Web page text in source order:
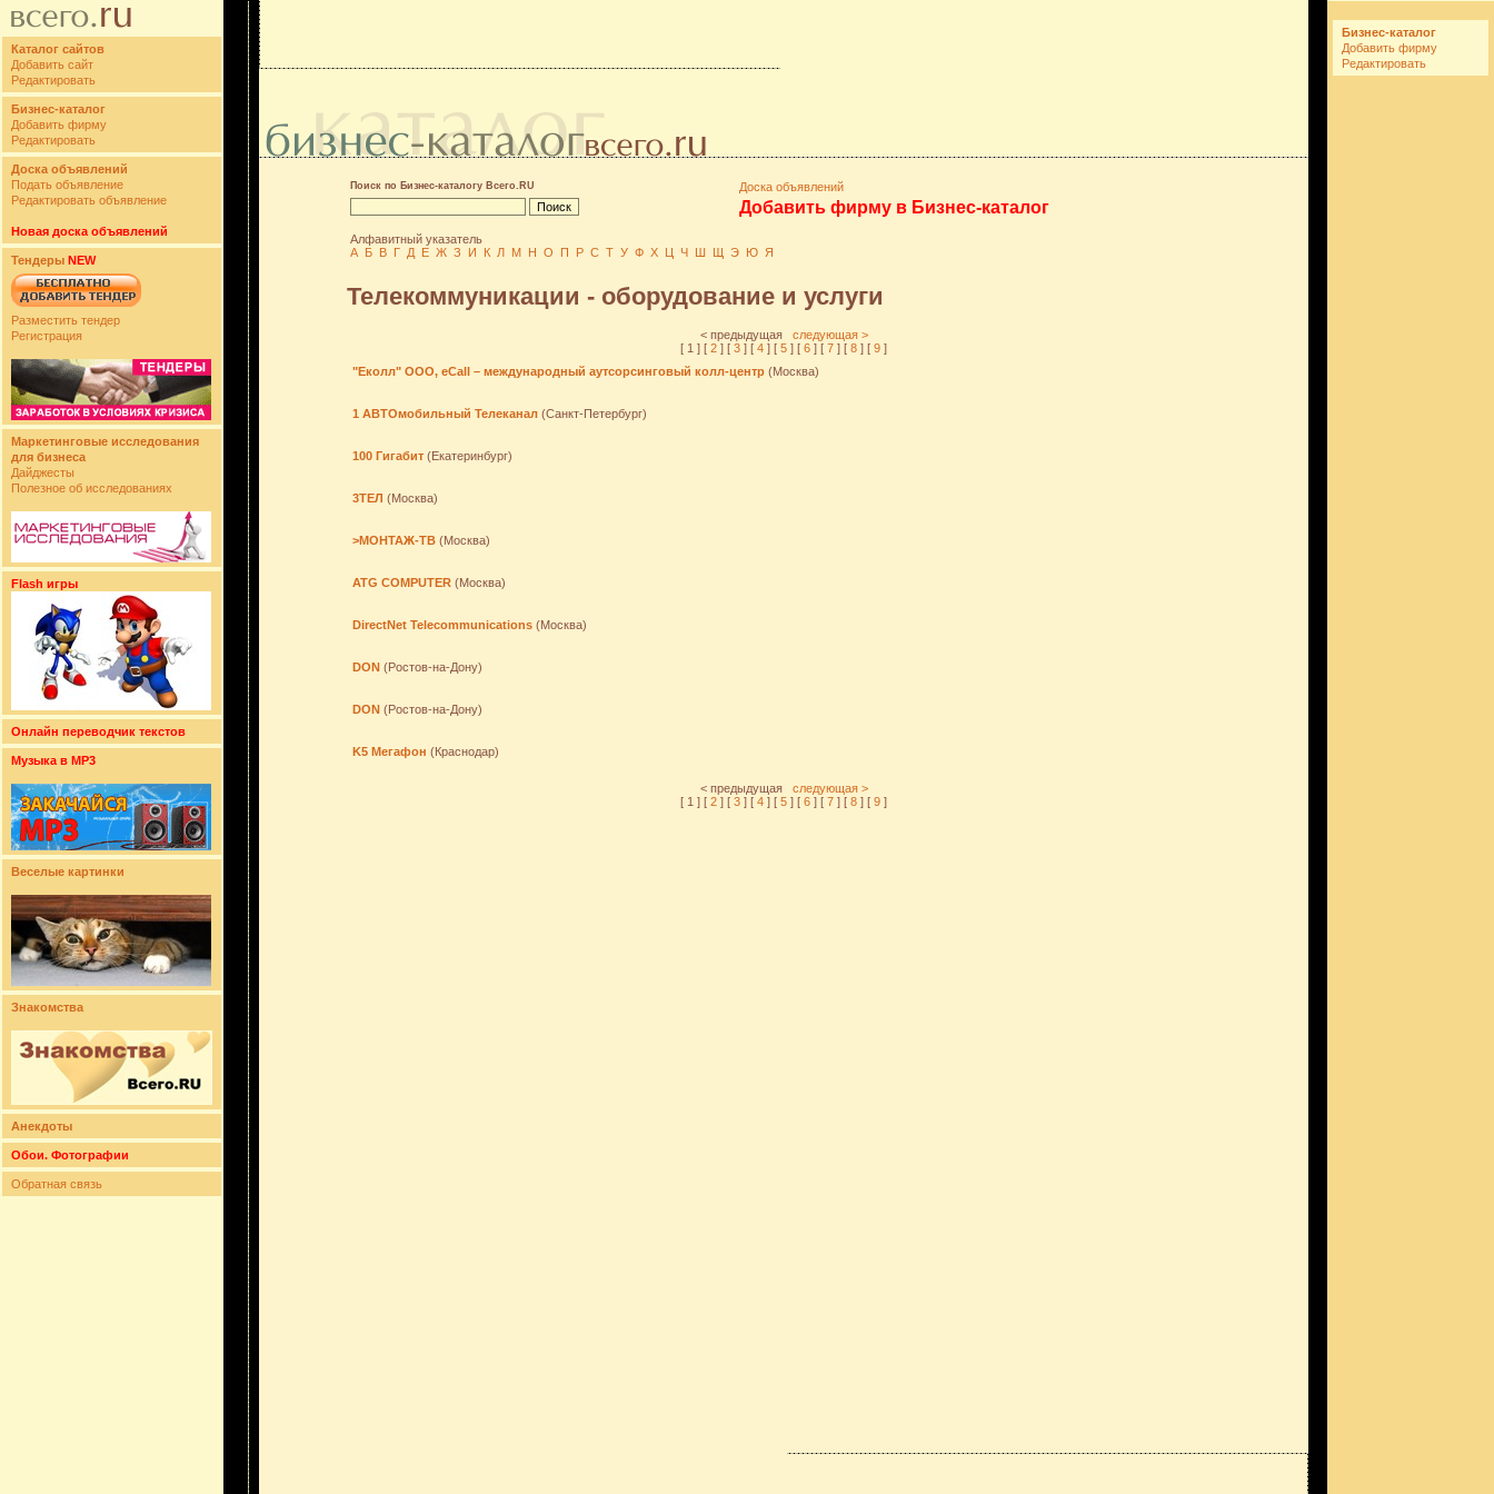
Каталог сайтов
Добавить сайт
Редактировать
Бизнес-каталог
Добавить фирму
Редактировать
Доска объявлений
Подать объявление
Редактировать объявление
Новая доска объявлений
Тендеры NEW
Разместить тендер
Регистрация
Маркетинговые исследования
для бизнеса
Дайджесты
Полезное об исследованиях
Flash игры
Онлайн переводчик текстов
Музыка в MP3
Веселые картинки
Знакомства
Анекдоты
Обои. Фотографии
Обратная связь
Бизнес-каталог
Добавить фирму
Редактировать
Поиск по Бизнес-каталогу Всего.RU Доска объявлений
Добавить фирму в Бизнес-каталог
Алфавитный указатель
А Б В Г Д Е Ж З И К Л М Н О П Р С Т У Ф Х Ц Ч Ш Щ Э Ю Я
Телекоммуникации - оборудование и услуги
< предыдущая следующая >
[ 1 ] [ 2 ] [ 3 ] [ 4 ] [ 5 ] [ 6 ] [ 7 ] [ 8 ] [ 9 ]
"Еколл" ООО, eCall – международный аутсорсинговый колл-центр (Москва)
1 АВТОмобильный Телеканал (Санкт-Петербург)
100 Гигабит (Екатеринбург)
3ТЕЛ (Москва)
>МОНТАЖ-ТВ (Москва)
ATG COMPUTER (Москва)
DirectNet Telecommunications (Москва)
DON (Ростов-на-Дону)
DON (Ростов-на-Дону)
K5 Мегафон (Краснодар)
< предыдущая следующая >
[ 1 ] [ 2 ] [ 3 ] [ 4 ] [ 5 ] [ 6 ] [ 7 ] [ 8 ] [ 9 ]